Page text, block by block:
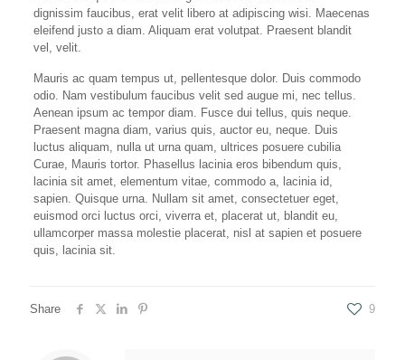
dignissim faucibus, erat velit libero at adipiscing wisi. Maecenas
eleifend justo a diam. Aliquam erat volutpat. Praesent blandit
vel, velit.
Mauris ac quam tempus ut, pellentesque dolor. Duis commodo
odio. Nam vestibulum faucibus velit sed augue mi, nec tellus.
Aenean ipsum ac tempor diam. Fusce dui tellus, quis neque.
Praesent magna diam, varius quis, auctor eu, neque. Duis
luctus aliquam, nulla ut urna quam, ultrices posuere cubilia
Curae, Mauris tortor. Phasellus lacinia eros bibendum quis,
lacinia sit amet, elementum vitae, commodo a, lacinia id,
sapien. Quisque urna. Nullam sit amet, consectetuer eget,
euismod orci luctus orci, viverra et, placerat ut, blandit eu,
ullamcorper massa molestie placerat, nisl at sapien et posuere
quis, lacinia sit.
Share 9